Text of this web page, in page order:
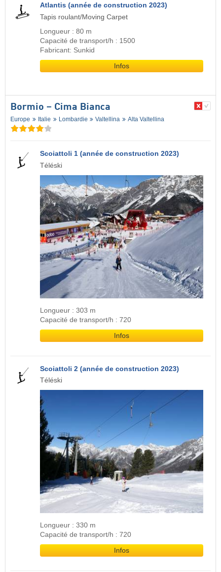
Atlantis (année de construction 2023)
Tapis roulant/Moving Carpet
Longueur : 80 m
Capacité de transport/h : 1500
Fabricant: Sunkid
Infos
Bormio – Cima Bianca
Europe Italie Lombardie Valtellina Alta Valtellina
Scoiattoli 1 (année de construction 2023)
Téléski
Longueur : 303 m
Capacité de transport/h : 720
Infos
Scoiattoli 2 (année de construction 2023)
Téléski
Longueur : 330 m
Capacité de transport/h : 720
Infos